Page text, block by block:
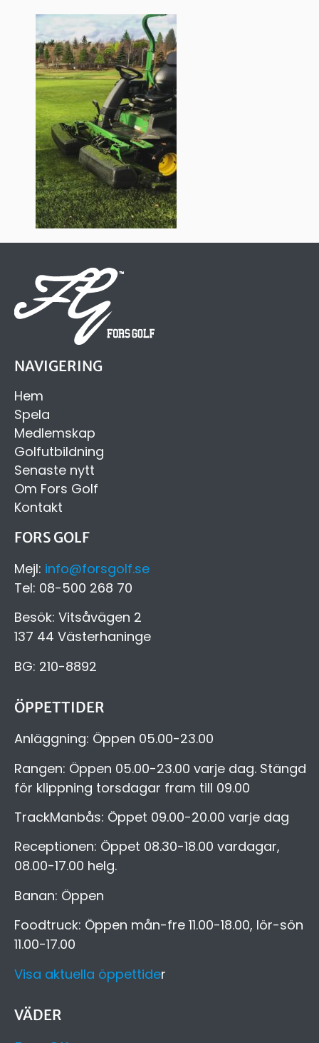
NAVIGERING
Hem
Spela
Medlemskap
Golfutbildning
Senaste nytt
Om Fors Golf
Kontakt
FORS GOLF
Mejl: info@forsgolf.se
Tel: 08-500 268 70
Besök: Vitsåvägen 2
137 44 Västerhaninge
BG: 210-8892
ÖPPETTIDER
Anläggning: Öppen 05.00-23.00
Rangen: Öppen 05.00-23.00 varje dag. Stängd
för klippning torsdagar fram till 09.00
TrackManbås: Öppet 09.00-20.00 varje dag
Receptionen: Öppet 08.30-18.00 vardagar,
08.00-17.00 helg.
Banan: Öppen
Foodtruck: Öppen mån-fre 11.00-18.00, lör-sön
11.00-17.00
Visa aktuella öppettider
VÄDER